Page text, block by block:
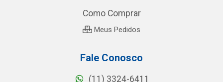
Como Comprar
Meus Pedidos
Fale Conosco
(11) 3324-6411